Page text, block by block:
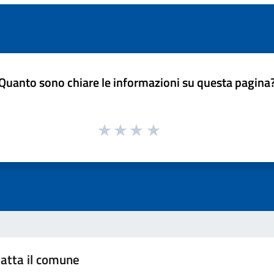
sono chiare le informazioni su questa
il comune